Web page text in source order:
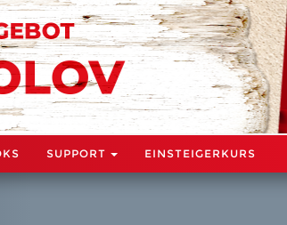
SUPPORT EINSTEIGERKURS